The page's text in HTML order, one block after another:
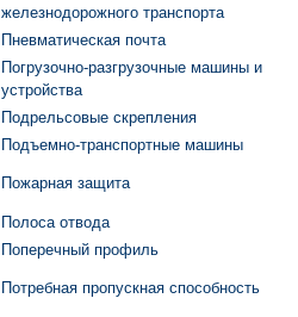
железнодорожного транспорта
Пневматическая почта
Погрузочно-разгрузочные машины и
устройства
Подрельсовые скрепления
Подъемно-транспортные машины
Пожарная защита
Полоса отвода
Поперечный профиль
Потребная пропускная способность